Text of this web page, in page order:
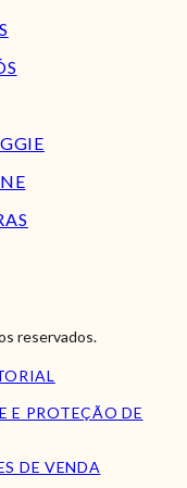
reservados.
E PROTEÇÃO DE
DE VENDA